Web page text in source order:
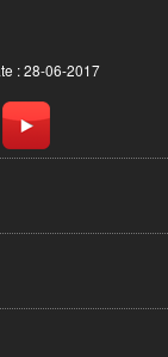
: 28-06-2017